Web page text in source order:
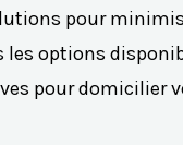
pour
options
pour domicilier